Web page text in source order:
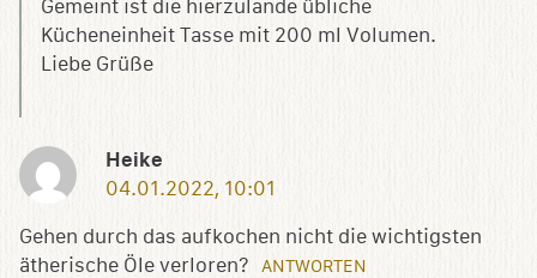
Gemeint ist die hierzulande übliche
Kücheneinheit Tasse mit 200 ml Volumen.
Liebe Grüße
Heike
04.01.2022, 10:01
Gehen durch das aufkochen nicht die wichtigsten
ätherische Öle verloren?
ANTWORTEN